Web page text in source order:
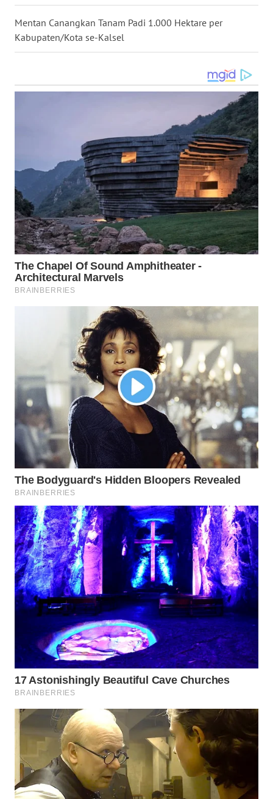
Mentan Canangkan Tanam Padi 1.000 Hektare per
Kabupaten/Kota se-Kalsel
GORONTALO
WN
WN
DAIRI
WN
DANAU
TOBA
WN
WN
TAPANULI
SELATAN
WN
TANJUNG
LESUNG
KARO
WN
SIMALUNGUN
WN
LABUHANBATU
WN
TAPANULI
TENGAH
WN DELI
WN
TINGGI
WN